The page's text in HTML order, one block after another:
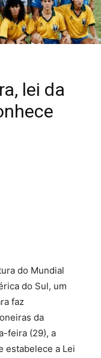
lei da
do Mundial
do Sul, um
faz
da
feira (29), a
estabelece a Lei